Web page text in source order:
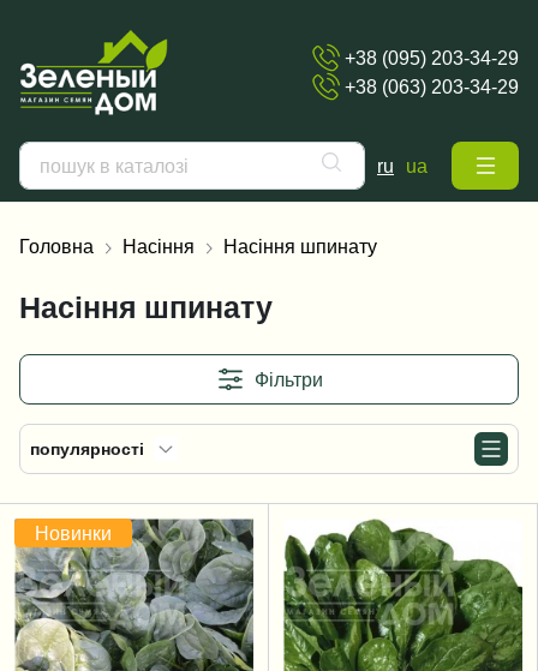
+38 (095) 203-34-29
+38 (063) 203-34-29
ru ua
Головна Насіння Насіння шпинату
Насіння шпинату
Фільтри
популярності
Новинки